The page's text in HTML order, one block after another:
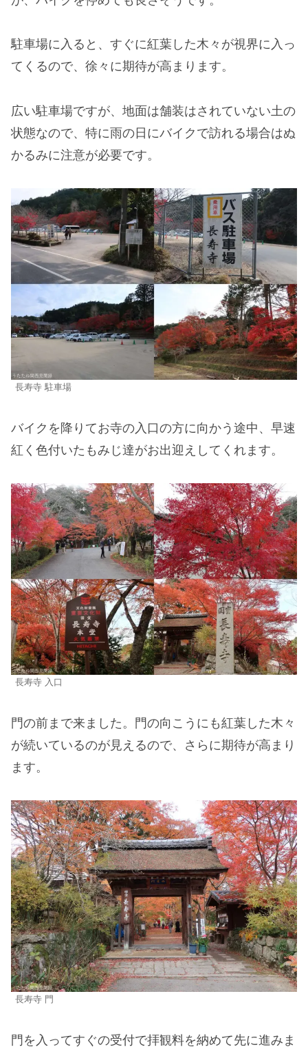
駐車場に入ると、すぐに紅葉した木々が視界に入っ
てくるので、徐々に期待が高まります。
広い駐車場ですが、地面は舗装はされていない土の
状態なので、特に雨の日にバイクで訪れる場合はぬ
かるみに注意が必要です。
長寿寺 駐車場
バイクを降りてお寺の入口の方に向かう途中、早速
紅く色付いたもみじ達がお出迎えしてくれます。
長寿寺 入口
門の前まで来ました。門の向こうにも紅葉した木々
が続いているのが見えるので、さらに期待が高まり
ます。
長寿寺 門
門を入ってすぐの受付で拝観料を納めて先に進みま